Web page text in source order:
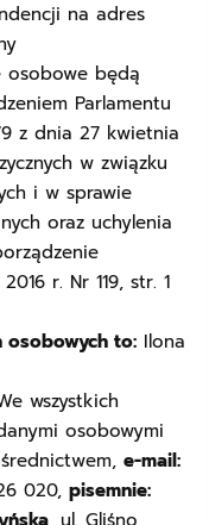
na adres
osobowe będą
Parlamentu
z dnia 27 kwietnia
w związku
i w sprawie
oraz uchylenia
r. Nr 119, str. 1
osobowych to: Ilona
wszystkich
osobowymi
e-mail:
020, pisemnie: